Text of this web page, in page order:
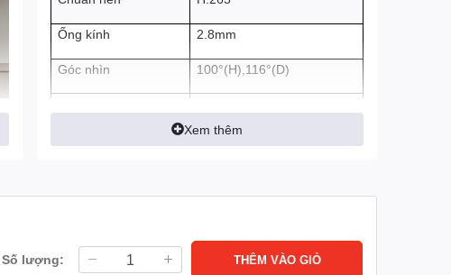
Ống kính 2.8mm
Góc nhìn 100°(H),116°(D)
với công nghệ hồng ngoại
Lưu trữ
Hỗ trợ tối đa thẻ
(tùy chọn)
Xem thêm
Số lượng: THÊM VÀO GIỎ